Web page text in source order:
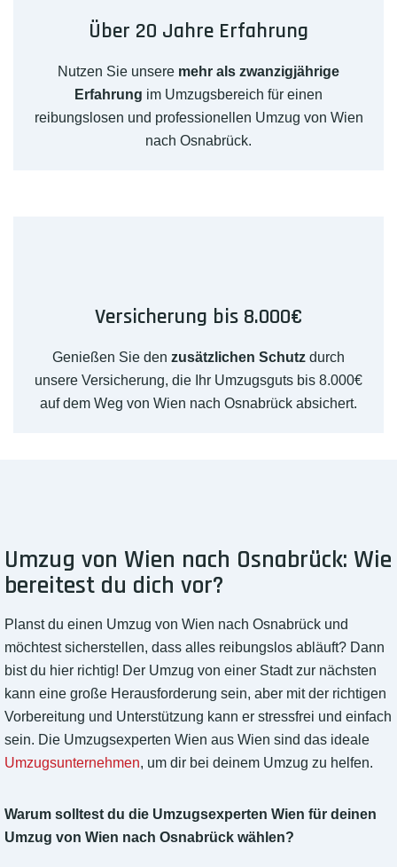
Über 20 Jahre Erfahrung
Nutzen Sie unsere mehr als zwanzigjährige
Erfahrung im Umzugsbereich für einen
reibungslosen und professionellen Umzug von Wien
nach Osnabrück.
Versicherung bis 8.000€
Genießen Sie den zusätzlichen Schutz durch
unsere Versicherung, die Ihr Umzugsguts bis 8.000€
auf dem Weg von Wien nach Osnabrück absichert.
Umzug von Wien nach Osnabrück: Wie
bereitest du dich vor?
Planst du einen Umzug von Wien nach Osnabrück und
möchtest sicherstellen, dass alles reibungslos abläuft? Dann
bist du hier richtig! Der Umzug von einer Stadt zur nächsten
kann eine große Herausforderung sein, aber mit der richtigen
Vorbereitung und Unterstützung kann er stressfrei und einfach
sein. Die Umzugsexperten Wien aus Wien sind das ideale
Umzugsunternehmen, um dir bei deinem Umzug zu helfen.
Warum solltest du die Umzugsexperten Wien für deinen
Umzug von Wien nach Osnabrück wählen?